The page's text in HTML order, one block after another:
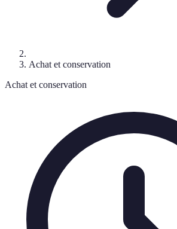
Achat et conservation
Achat et conservation